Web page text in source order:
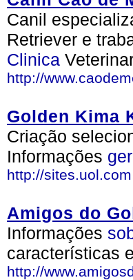
Canil
Retriever e
Clinica
http://
Golden Kima
Criação
Informações
http://
Amigos do
Informações
características e
http://